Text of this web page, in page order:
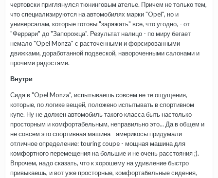
чертовски приглянулся тюнинговым ателье. Причем не только тем,
что специализируются на автомобилях марки "Opel", но и
универсалам, которые готовы "заряжать" все, что угодно, - от
"Феррари" до "Запорожца". Результат налицо - по миру бегает
немало "Opel Monza" с расточенными и форсированными
движками, доработанной подвеской, навороченными салонами и
прочими радостями.
Внутри
Сидя в "Opel Monza", испытываешь совсем не те ощущения,
которые, по логике вещей, положено испытывать в спортивном
купе. Ну не должен автомобиль такого класса быть настолько
просторным и комфортабельным, неправильно это... Да в общем и
не совсем это спортивная машина - америкосы придумали
отличное определение: touring coupe - мощная машина для
комфортного перемещения на большие и не очень расстояния ;).
Впрочем, надо сказать, что к хорошему на удивление быстро
привыкаешь, и вот уже просторные, комфортабельные сидения,